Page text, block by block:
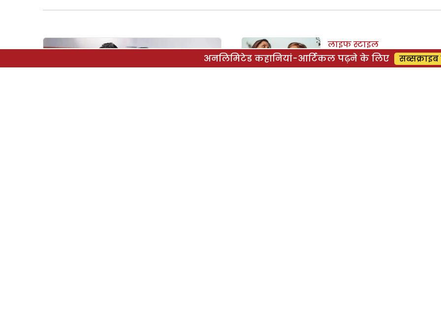
लाइफ स्टाइल
Mother’s Day 2023: मां
का तकियाकलाम शादी
अनलिमिटेड कहानियां-आर्टिकल पढ़ने के लिए